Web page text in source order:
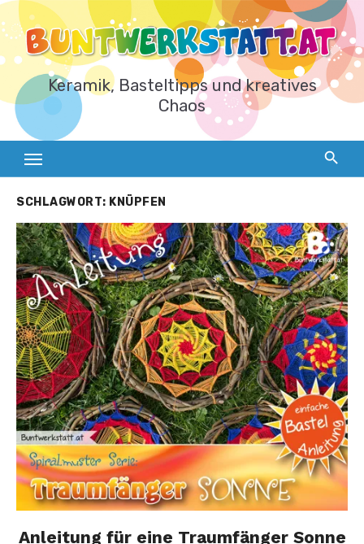
Zum
Inhalt
springen
Keramik, Basteltipps und kreatives
Chaos
SCHLAGWORT: KNÜPFEN
Anleitung für eine Traumfänger Sonne